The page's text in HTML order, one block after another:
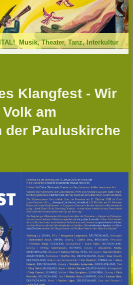
Musik, Theater, Tanz, Interkultur
Klangfest - Wir
am
der Pauluskirche